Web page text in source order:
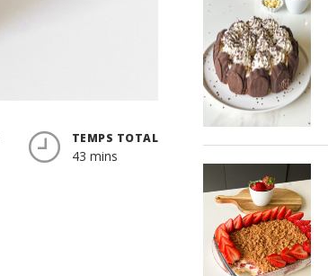
TEMPS TOTAL
43 mins